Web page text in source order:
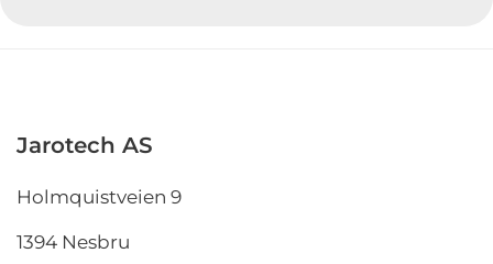
Jarotech AS
Holmquistveien 9
1394 Nesbru